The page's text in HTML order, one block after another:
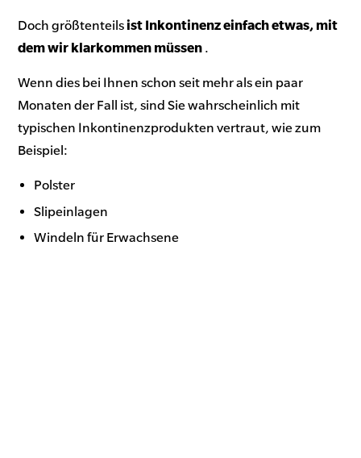
Doch größtenteilsist Inkontinenz einfach etwas, mit
dem wir klarkommen müssen .
Wenn dies bei Ihnen schon seit mehr als ein paar
Monaten der Fall ist, sind Sie wahrscheinlich mit
typischen Inkontinenzprodukten vertraut, wie zum
Beispiel:
Polster
Slipeinlagen
Windeln für Erwachsene